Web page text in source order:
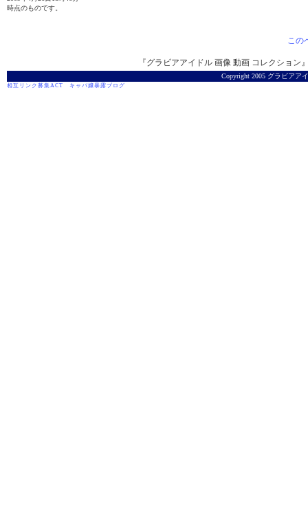
時点のものです。
この
『グラビアアイドル 画像 動画 コレクション
Copyright 2005 グラビアア
相互リンク募集ACT キャバ嬢暴露ブログ